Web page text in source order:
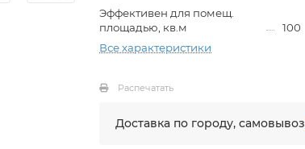
Эффективен для помещ.
площадью, кв.м
100
Все характеристики
Распечатать
Доставка по городу, самовывоз